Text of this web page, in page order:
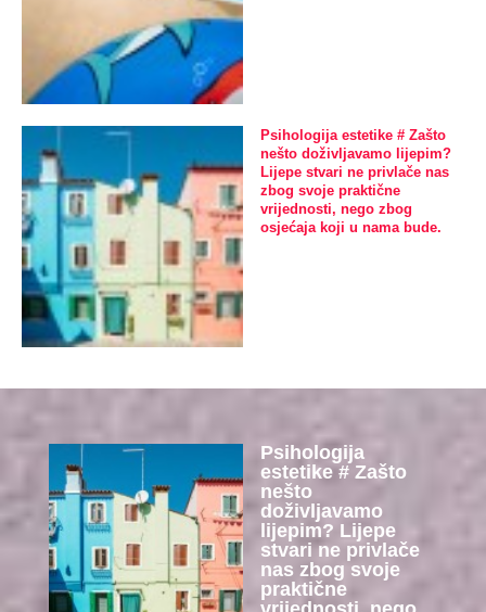
Psihologija estetike # Zašto
nešto doživljavamo lijepim?
Lijepe stvari ne privlače nas
zbog svoje praktične
vrijednosti, nego zbog
osjećaja koji u nama bude.
Psihologija
estetike # Zašto
nešto
doživljavamo
lijepim? Lijepe
stvari ne privlače
nas zbog svoje
praktične